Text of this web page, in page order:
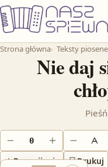
Przejdź do treści
Strona główna Teksty
Nie daj
Obniż o pół tonu
0 Podnieś o pół
Przewijanie
Drukuj